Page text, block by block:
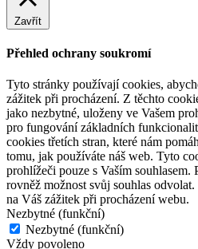
Zavřít
Přehled ochrany soukromí
Tyto stránky používají cookies,
zážitek při procházení. Z těchto
jako nezbytné, uloženy ve Vašem
pro fungování základních
cookies třetích stran, které nám
tomu, jak používáte náš web. Tyto
prohlížeči pouze s Vaším souhlasem.
rovněž možnost svůj souhlas
na Váš zážitek při procházení webu.
Nezbytné (funkční)
Nezbytné (funkční)
Vždy povoleno